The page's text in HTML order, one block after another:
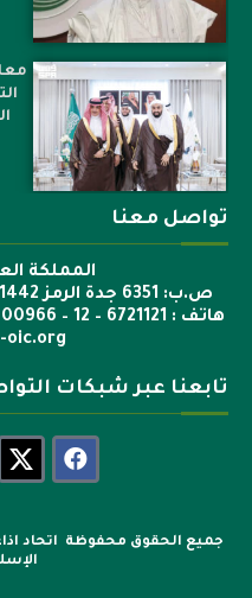
تواصل معنا
المملكة
هاتف : 6721121 – 12 – 00966 فاكس : 6722600 – 12 – 00966
oic.org
تابعنا عبر شبكات
جميع الحقوق محفوظة اتحاد